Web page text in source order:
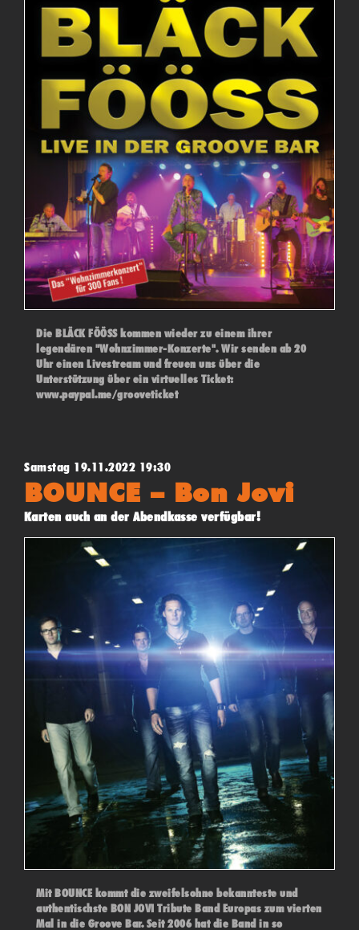
Die BLÄCK FÖÖSS kommen wieder zu einem ihrer
legendären "Wohnzimmer-Konzerte". Wir senden ab 20
Uhr einen Livestream und freuen uns über die
Unterstützung über ein virtuelles Ticket:
www.paypal.me/grooveticket
Samstag 19.11.2022 19:30
BOUNCE – Bon Jovi
Karten auch an der Abendkasse verfügbar!
Mit BOUNCE kommt die zweifelsohne bekannteste und
authentischste BON JOVI Tribute Band Europas zum vierten
Mal in die Groove Bar. Seit 2006 hat die Band in so